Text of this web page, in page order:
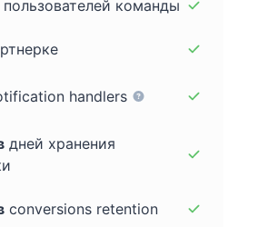
пользователей команды
handlers
дней хранения
conversions retention